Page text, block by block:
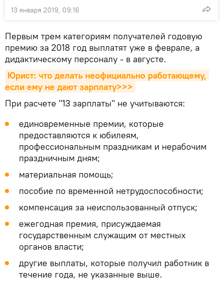
13 января 2019, 09:16
Первым трем категориям получателей годовую
премию за 2018 год выплатят уже в феврале, а
дидактическому персоналу - в августе.
Юрист: что делать неофициально работающему,
если ему не дают зарплату>>>
При расчете "13 зарплаты" не учитываются:
единовременные премии, которые
предоставляются к юбилеям,
профессиональным праздникам и нерабочим
праздничным дням;
материальная помощь;
пособие по временной нетрудоспособности;
компенсация за неиспользованный отпуск;
ежегодная премия, присуждаемая
государственным служащим от местных
органов власти;
другие выплаты, которые получил работник в
течение года, не указанные выше.